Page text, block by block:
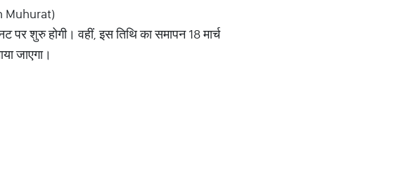
Muhurat)
पर शुरु होगी। वहीं, इस तिथि का समापन 18 मार्च
जाएगा।